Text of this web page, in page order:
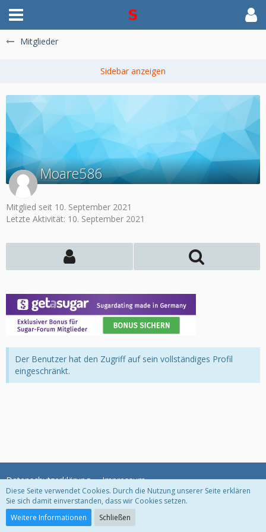
Mitglieder
Moare586
Mitglied seit 10. September 2021
Letzte Aktivität: 10. September 2021
Der Benutzer hat den Zugriff auf sein vollständiges Profil
eingeschränkt.
Datenschutzerklärung Impressum
Community-Software:
Diese Seite verwendet Cookies. Durch die Nutzung unserer Seite erklären
Sie sich damit einverstanden, dass wir Cookies setzen.
Weitere Informationen
Schließen